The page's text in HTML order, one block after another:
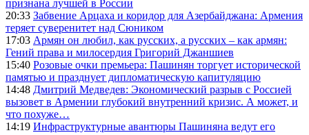
признана лучшей в России
20:33 Забвение Арцаха и коридор для Азербайджана: Армения
теряет суверенитет над Сюником
17:03 Армян он любил, как русских, а русских – как армян:
Гений права и милосердия Григорий Джаншиев
15:40 Розовые очки премьера: Пашинян торгует исторической
памятью и празднует дипломатическую капитуляцию
14:48 Дмитрий Медведев: Экономический разрыв с Россией
вызовет в Армении глубокий внутренний кризис. А может, и
что похуже…
14:19 Инфраструктурные авантюры Пашиняна ведут его